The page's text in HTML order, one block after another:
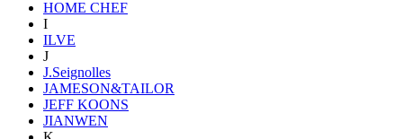
HOME CHEF
I
ILVE
J
J.Seignolles
JAMESON&TAILOR
JEFF KOONS
JIANWEN